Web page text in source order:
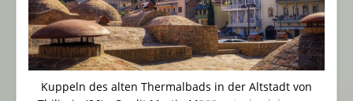
Kuppeln des alten Thermalbads in der Altstadt von